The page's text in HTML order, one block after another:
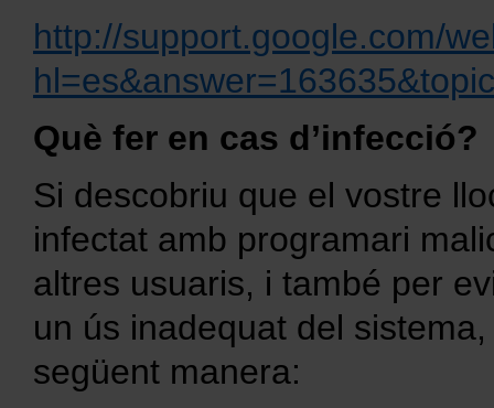
http://support.google.com/
Què fer en cas d’infecció?
Si descobriu que el vostre
infectat amb programari
altres usuaris, i també per
un ús inadequat del
següent manera: